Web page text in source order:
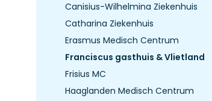
Canisius-Wilhelmina Ziekenhuis
Catharina Ziekenhuis
Erasmus Medisch Centrum
Franciscus gasthuis & Vlietland
Frisius MC
Haaglanden Medisch Centrum